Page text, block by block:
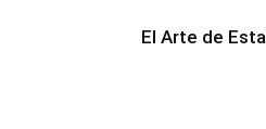
El Arte de